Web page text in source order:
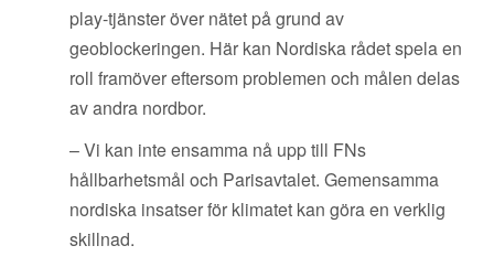
play-tjänster över nätet på grund av
geoblockeringen. Här kan Nordiska rådet spela en
roll framöver eftersom problemen och målen delas
av andra nordbor.
– Vi kan inte ensamma nå upp till FNs
hållbarhetsmål och Parisavtalet. Gemensamma
nordiska insatser för klimatet kan göra en verklig
skillnad.